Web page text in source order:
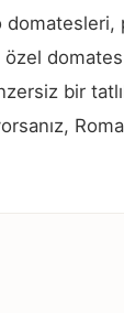
domatesleri,
özel
bir